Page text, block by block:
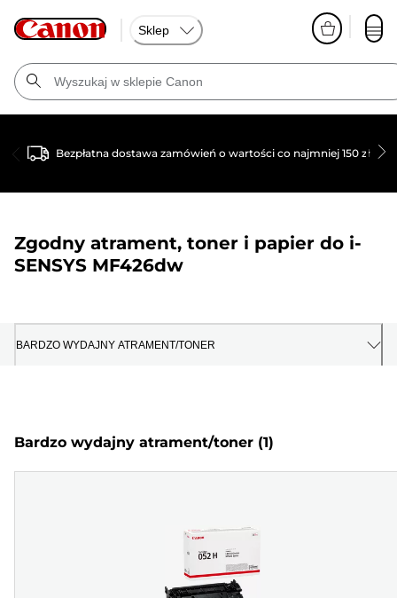
Sklep
Bezpłatna dostawa zamówień o wartości co najmniej 150 zł
Zgodny atrament, toner i papier do i-
SENSYS MF426dw
BARDZO WYDAJNY ATRAMENT/TONER
Bardzo wydajny atrament/toner (1)